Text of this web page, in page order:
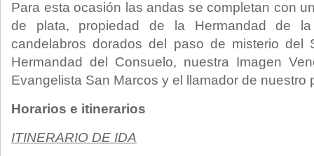
Para esta ocasión las andas se completan con
de plata, propiedad de la Hermandad de
candelabros dorados del paso de misterio del
Hermandad del Consuelo, nuestra Imagen
Evangelista San Marcos y el llamador de nuestro
Horarios e itinerarios
ITINERARIO DE IDA